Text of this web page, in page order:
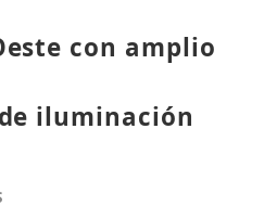
con amplio
iluminación